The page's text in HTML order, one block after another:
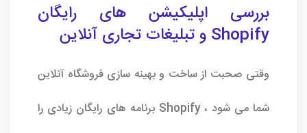
بررسی اپلیکیشن های رایگان
Shopify و تبلیغات تجاری آنلاین
وقتی صحبت از ساخت و بهینه سازی فروشگاه آنلاین
شما می شود ، Shopify برنامه های رایگان زیادی را